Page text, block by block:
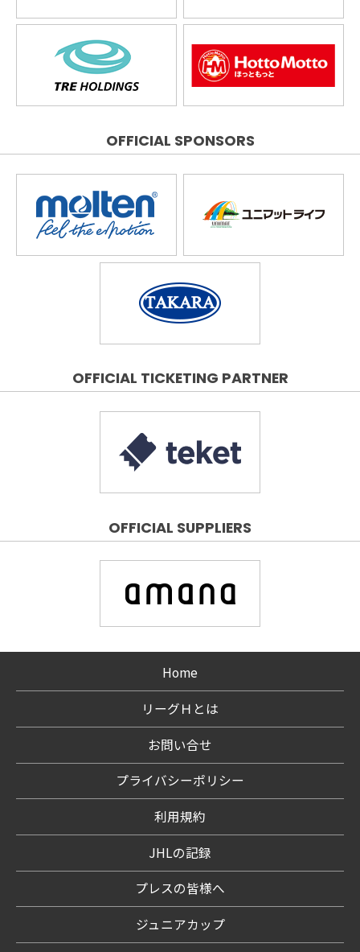
OFFICIAL SPONSORS
OFFICIAL TICKETING PARTNER
OFFICIAL SUPPLIERS
Home
リーグＨとは
お問い合せ
プライバシーポリシー
利用規約
JHLの記録
プレスの皆様へ
ジュニアカップ